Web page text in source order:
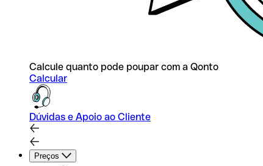
Calcule quanto pode poupar com a Qonto
Calcular
Dúvidas e Apoio ao Cliente
Preços